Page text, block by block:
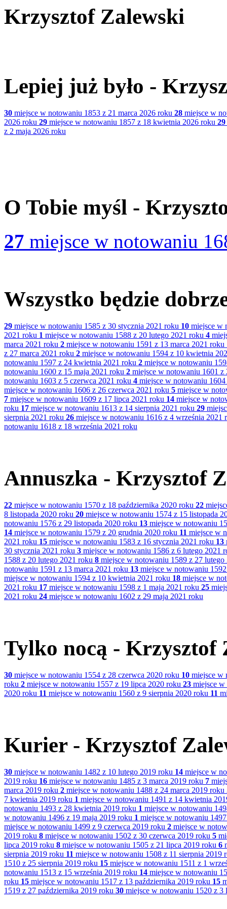
Krzysztof Zalewski
Lepiej już było -
30 miejsce w notowaniu 1853 z 21 marca 2026 roku 28 miejsce w
2026 roku 29 miejsce w notowaniu 1857 z 18 kwietnia 2026 roku 29
z 2 maja 2026 roku
O Tobie myśl -
27 miejsce w notowaniu
Wszystko będzie
29 miejsce w notowaniu 1585 z 30 stycznia 2021 roku 10 miejsce w
2021 roku 1 miejsce w notowaniu 1588 z 20 lutego 2021 roku 4
marca 2021 roku 2 miejsce w notowaniu 1591 z 13 marca 2021 roku
z 27 marca 2021 roku 2 miejsce w notowaniu 1594 z 10 kwietnia
notowaniu 1597 z 24 kwietnia 2021 roku 2 miejsce w notowaniu
notowaniu 1600 z 15 maja 2021 roku 2 miejsce w notowaniu 1601 z
notowaniu 1603 z 5 czerwca 2021 roku 4 miejsce w notowaniu
miejsce w notowaniu 1606 z 26 czerwca 2021 roku 5 miejsce w
7 miejsce w notowaniu 1609 z 17 lipca 2021 roku 14 miejsce w
roku 17 miejsce w notowaniu 1613 z 14 sierpnia 2021 roku 29
sierpnia 2021 roku 26 miejsce w notowaniu 1616 z 4 września 2021
notowaniu 1618 z 18 września 2021 roku
Annuszka - Krzysztof
22 miejsce w notowaniu 1570 z 18 października 2020 roku 22
8 listopada 2020 roku 20 miejsce w notowaniu 1574 z 15 listopada
notowaniu 1576 z 29 listopada 2020 roku 13 miejsce w notowaniu
14 miejsce w notowaniu 1579 z 20 grudnia 2020 roku 11 miejsce w
2021 roku 15 miejsce w notowaniu 1583 z 16 stycznia 2021 roku 13
30 stycznia 2021 roku 3 miejsce w notowaniu 1586 z 6 lutego 2021
1588 z 20 lutego 2021 roku 8 miejsce w notowaniu 1589 z 27 lutego
notowaniu 1591 z 13 marca 2021 roku 13 miejsce w notowaniu
miejsce w notowaniu 1594 z 10 kwietnia 2021 roku 18 miejsce w
2021 roku 17 miejsce w notowaniu 1598 z 1 maja 2021 roku 25
2021 roku 24 miejsce w notowaniu 1602 z 29 maja 2021 roku
Tylko nocą - Krzysztof
30 miejsce w notowaniu 1554 z 28 czerwca 2020 roku 10 miejsce w
roku 2 miejsce w notowaniu 1557 z 19 lipca 2020 roku 23 miejsce
2020 roku 11 miejsce w notowaniu 1560 z 9 sierpnia 2020 roku 11
Kurier - Krzysztof
30 miejsce w notowaniu 1482 z 10 lutego 2019 roku 14 miejsce w
2019 roku 16 miejsce w notowaniu 1485 z 3 marca 2019 roku 7
marca 2019 roku 2 miejsce w notowaniu 1488 z 24 marca 2019 roku
7 kwietnia 2019 roku 1 miejsce w notowaniu 1491 z 14 kwietnia
notowaniu 1493 z 28 kwietnia 2019 roku 1 miejsce w notowaniu
w notowaniu 1496 z 19 maja 2019 roku 1 miejsce w notowaniu
miejsce w notowaniu 1499 z 9 czerwca 2019 roku 2 miejsce w
2019 roku 8 miejsce w notowaniu 1502 z 30 czerwca 2019 roku 5
lipca 2019 roku 8 miejsce w notowaniu 1505 z 21 lipca 2019 roku 6
sierpnia 2019 roku 11 miejsce w notowaniu 1508 z 11 sierpnia 2019
1510 z 25 sierpnia 2019 roku 15 miejsce w notowaniu 1511 z 1
notowaniu 1513 z 15 września 2019 roku 14 miejsce w notowaniu
roku 15 miejsce w notowaniu 1517 z 13 października 2019 roku 15
1519 z 27 października 2019 roku 30 miejsce w notowaniu 1520 z 3